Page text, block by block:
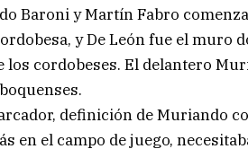
Baroni y Martín Fabro
y De León fue el muro
los cordobeses. El delantero
definición de Muriando
en el campo de juego,